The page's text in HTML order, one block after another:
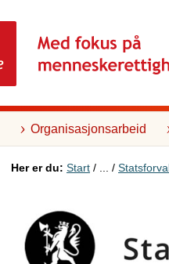
Organisasjonsarbeid
Her er du: Start / ... /